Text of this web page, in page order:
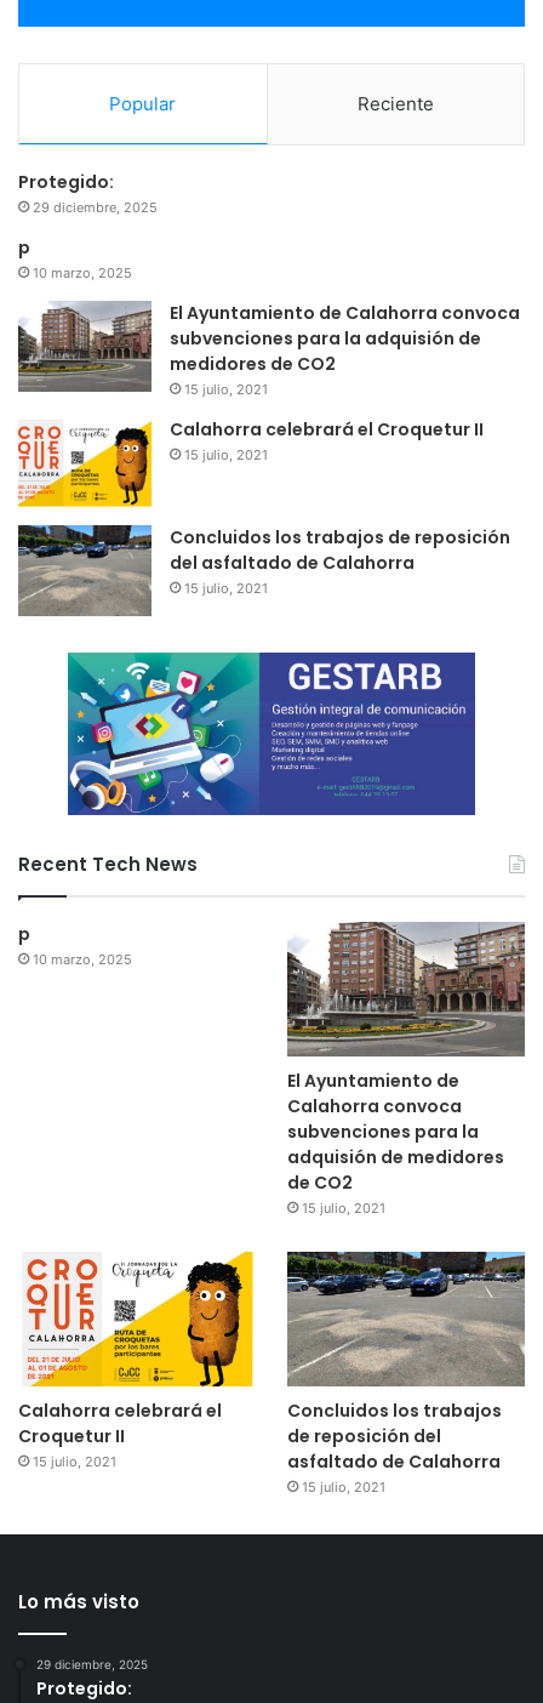
Popular Reciente
Protegido:
29 diciembre, 2025
p
10 marzo, 2025
El Ayuntamiento de Calahorra convoca
subvenciones para la adquisión de
medidores de CO2
15 julio, 2021
Calahorra celebrará el Croquetur II
15 julio, 2021
Concluidos los trabajos de reposición
del asfaltado de Calahorra
15 julio, 2021
Recent Tech News
p
10 marzo, 2025
El Ayuntamiento de
Calahorra convoca
subvenciones para la
adquisión de medidores
de CO2
15 julio, 2021
Calahorra celebrará el
Croquetur II
15 julio, 2021
Concluidos los trabajos
de reposición del
asfaltado de Calahorra
15 julio, 2021
Lo más visto
29 diciembre, 2025
Protegido: